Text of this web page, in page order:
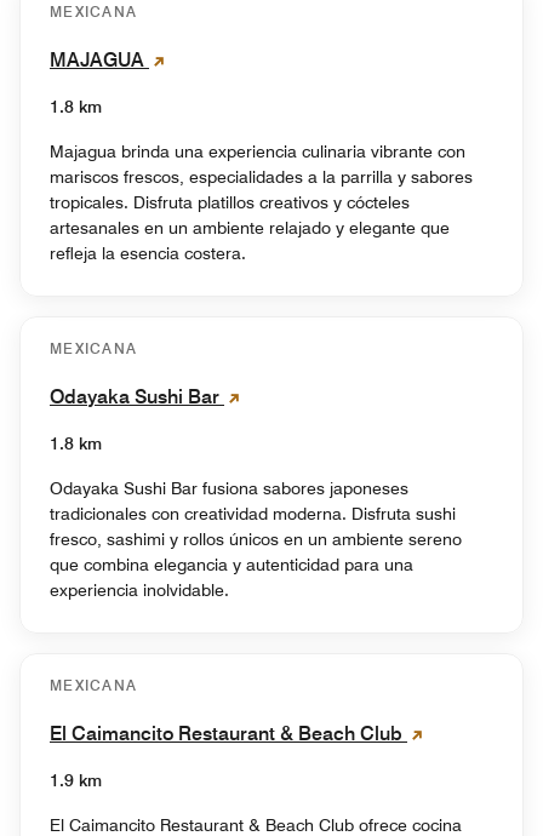
MEXICANA
MAJAGUA
1.8 km
Majagua brinda una experiencia culinaria vibrante con
mariscos frescos, especialidades a la parrilla y sabores
tropicales. Disfruta platillos creativos y cócteles
artesanales en un ambiente relajado y elegante que
refleja la esencia costera.
MEXICANA
Odayaka Sushi Bar
1.8 km
Odayaka Sushi Bar fusiona sabores japoneses
tradicionales con creatividad moderna. Disfruta sushi
fresco, sashimi y rollos únicos en un ambiente sereno
que combina elegancia y autenticidad para una
experiencia inolvidable.
MEXICANA
El Caimancito Restaurant & Beach Club
1.9 km
El Caimancito Restaurant & Beach Club ofrece cocina